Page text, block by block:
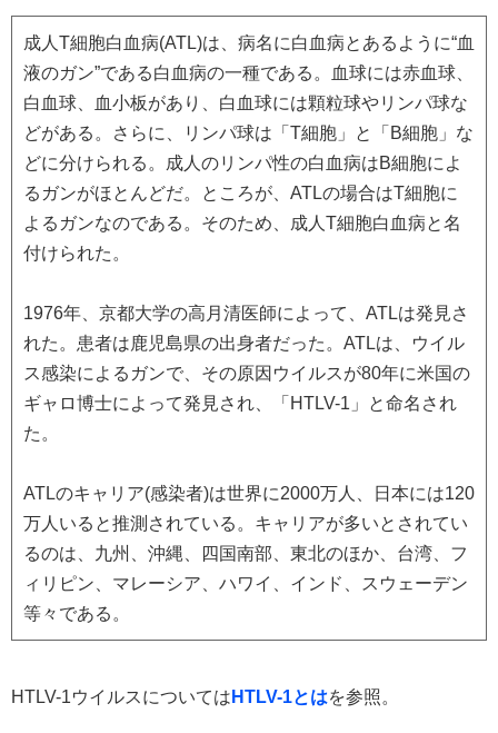
成人T細胞白血病(ATL)は、病名に白血病とあるように“血
液のガン”である白血病の一種である。血球には赤血球、
白血球、血小板があり、白血球には顆粒球やリンパ球な
どがある。さらに、リンパ球は「T細胞」と「B細胞」な
どに分けられる。成人のリンパ性の白血病はB細胞によ
るガンがほとんどだ。ところが、ATLの場合はT細胞に
よるガンなのである。そのため、成人T細胞白血病と名
付けられた。
1976年、京都大学の高月清医師によって、ATLは発見さ
れた。患者は鹿児島県の出身者だった。ATLは、ウイル
ス感染によるガンで、その原因ウイルスが80年に米国の
ギャロ博士によって発見され、「HTLV-1」と命名され
た。
ATLのキャリア(感染者)は世界に2000万人、日本には120
万人いると推測されている。キャリアが多いとされてい
るのは、九州、沖縄、四国南部、東北のほか、台湾、フ
ィリピン、マレーシア、ハワイ、インド、スウェーデン
等々である。
HTLV-1ウイルスについては HTLV-1とはを参照。